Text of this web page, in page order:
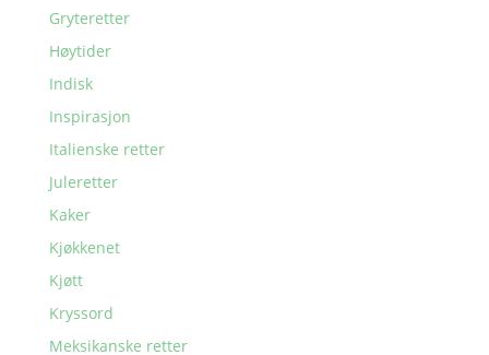
Gryteretter
Høytider
Indisk
Inspirasjon
Italienske retter
Juleretter
Kaker
Kjøkkenet
Kjøtt
Kryssord
Meksikanske retter